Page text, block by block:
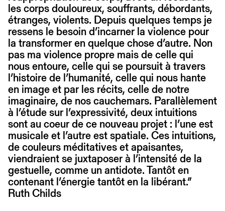
les corps douloureux, souffrants, débordants,
étranges, violents. Depuis quelques temps je
ressens le besoin d’incarner la violence pour
la transformer en quelque chose d’autre. Non
pas ma violence propre mais de celle qui
nous entoure, celle qui se poursuit à travers
l’histoire de l’humanité, celle qui nous hante
en image et par les récits, celle de notre
imaginaire, de nos cauchemars. Parallèlement
à l’étude sur l’expressivité, deux intuitions
sont au coeur de ce nouveau projet : l’une est
musicale et l’autre est spatiale. Ces intuitions,
de couleurs méditatives et apaisantes,
viendraient se juxtaposer à l’intensité de la
gestuelle, comme un antidote. Tantôt en
contenant l’énergie tantôt en la libérant.”
Ruth Childs